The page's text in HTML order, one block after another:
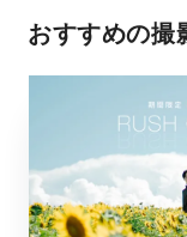
おすすめの撮